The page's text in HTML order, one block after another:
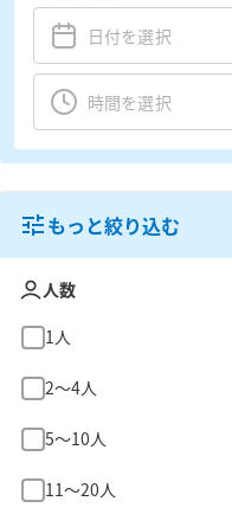
もっと絞り込む
人数
1人
2〜4人
5〜10人
11〜20人